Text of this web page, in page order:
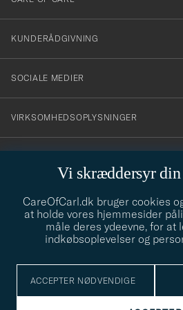
Vi skræddersyr
CareOfCarl.dk bruger cookies
at holde vores hjemmesider
måle deres ydeevne, for at
indkøbsoplevelser og
ACCEPTER NØDVENDIGE
vårt
nyhetsbrev!
KUNDERÅDGIVNING
SOCIALE MEDIER
VIRKSOMHEDSOPLYSNINGER
info@careofcarl.dk
Behøver du hjælp til at finde din stil?
gerne til!
STILRÅD